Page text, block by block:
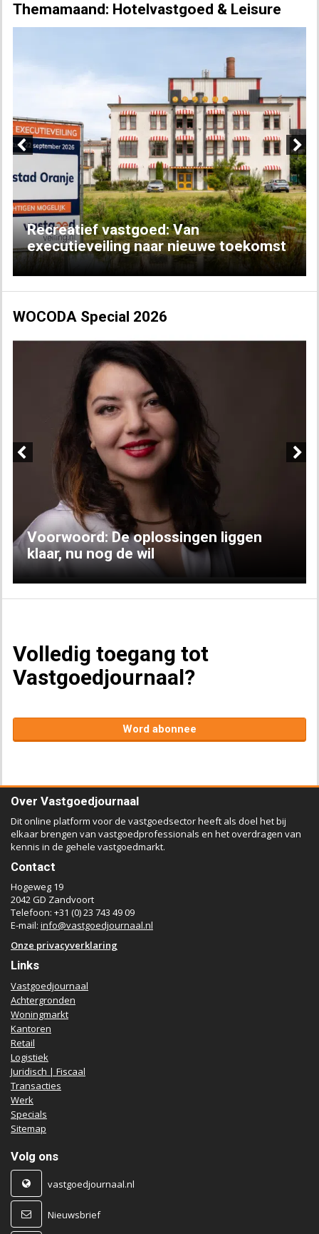
Themamaand: Hotelvastgoed & Leisure
Recreatief vastgoed: Van
executieveiling naar nieuwe toekomst
Next
WOCODA Special 2026
Voorwoord: De oplossingen liggen
klaar, nu nog de wil
Volledig toegang tot
Vastgoedjournaal?
Word abonnee
Over Vastgoedjournaal
Dit online platform voor de vastgoedsector heeft als doel het bij
elkaar brengen van vastgoedprofessionals en het overdragen van
kennis in de gehele vastgoedmarkt.
Contact
Hogeweg 19
2042 GD Zandvoort
Telefoon: +31 (0) 23 743 49 09
E-mail: info@vastgoedjournaal.nl
Onze privacyverklaring
Links
Vastgoedjournaal
Achtergronden
Woningmarkt
Kantoren
Retail
Logistiek
Juridisch | Fiscaal
Transacties
Werk
Specials
Sitemap
Volg ons
vastgoedjournaal.nl
Nieuwsbrief